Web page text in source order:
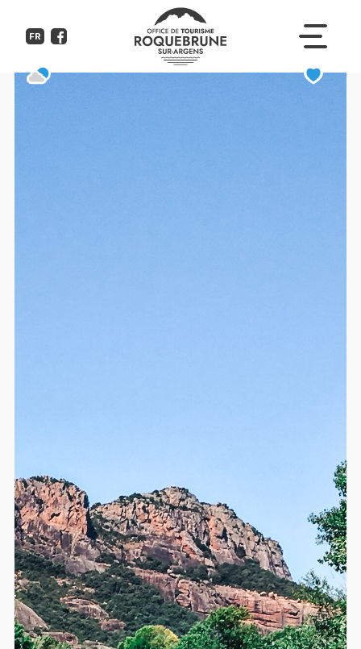
FR
Journée Terroir et Balade sur